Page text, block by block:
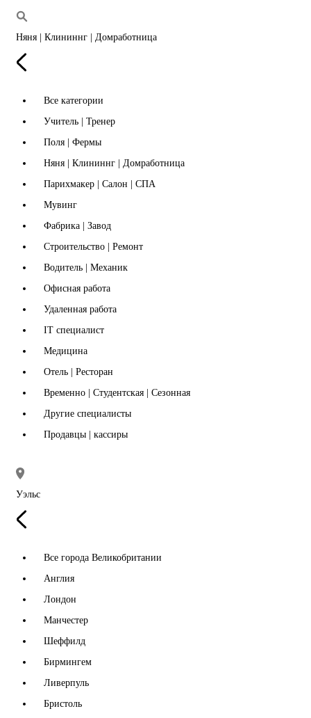
Няня | Клининнг | Домработница
Все категории
Учитель | Тренер
Поля | Фермы
Няня | Клининнг | Домработница
Парихмакер | Салон | СПА
Мувинг
Фабрика | Завод
Строительство | Ремонт
Водитель | Механик
Офисная работа
Удаленная работа
IT специалист
Медицина
Отель | Ресторан
Временно | Студентская | Сезонная
Другие специалисты
Продавцы | кассиры
Уэльс
Все города Великобритании
Англия
Лондон
Манчестер
Шеффилд
Бирмингем
Ливерпуль
Бристоль